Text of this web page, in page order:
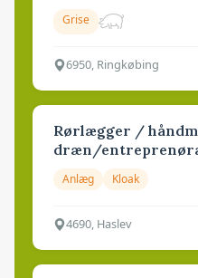
Grise
6950, Ringkøbing
Rørlægger /
dræn/
Anlæg Kloak
4690, Haslev